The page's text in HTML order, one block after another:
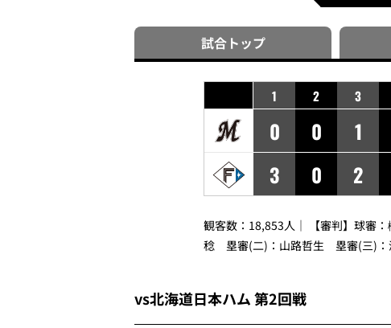
試合トップ
1 2 3
0 0 1
3
0 2
観客数：18,853人｜ 【審判】球審
稔 塁審(二)：山路哲生 塁審(三)：
vs北海道日本ハム 第2回戦